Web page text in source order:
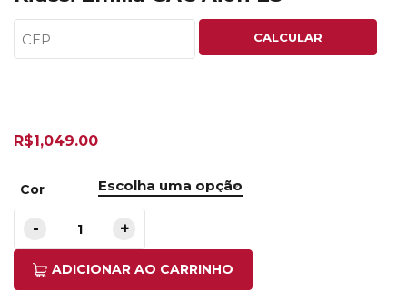
CALCULAR
R$1,049.00
Cor
ADICIONAR AO CARRINHO